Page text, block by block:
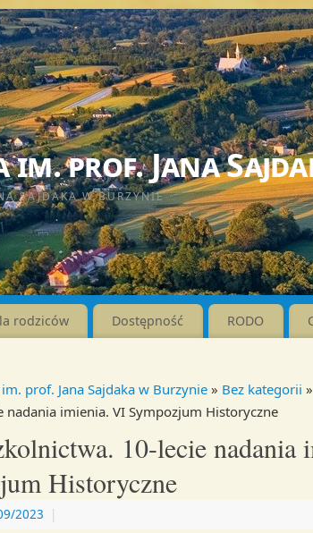
im. prof. Jana
SAJDAKA W BURZYNIE
rodziców Dostępność RODO
prof. Jana Sajdaka w Burzynie » Bez kategorii
nadania imienia. VI Sympozjum Historyczne
10-lecie nadania
Historyczne
2023 |